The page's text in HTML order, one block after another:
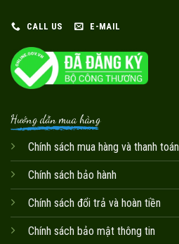
CALL US E-MAIL
Hướng dẫn mua hàng
Chính sách mua hàng và thanh toán
Chính sách bảo hành
Chính sách đổi trả và hoàn tiền
Chính sách bảo mật thông tin